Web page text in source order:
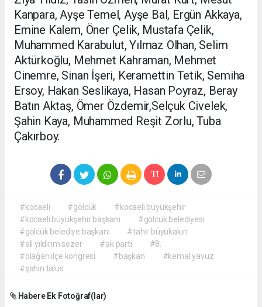
Kanpara, Ayşe Temel, Ayşe Bal, Ergün Akkaya,
Emine Kalem, Öner Çelik, Mustafa Çelik,
Muhammed Karabulut, Yılmaz Olhan, Selim
Aktürkoğlu, Mehmet Kahraman, Mehmet
Cinemre, Sinan İşeri, Keramettin Tetik, Semiha
Ersoy, Hakan Seslikaya, Hasan Poyraz, Beray
Batın Aktaş, Ömer Özdemir,Selçuk Civelek,
Şahin Kaya, Muhammed Reşit Zorlu, Tuba
Çakırboy.
#kocaeli #gölcük
#kocaeli büyükşehir
#kocaeli büyükşehir başkanı
#gölcük belediyesi
#gölcük belediye başkanı
#tahir büyükakın
#ali yıldırım sezer
#ak parti
#8.
#olağan ilçe kongresi
#başkan
#kemal yavuz
#şahin talus
Habere Ek Fotoğraf(lar)